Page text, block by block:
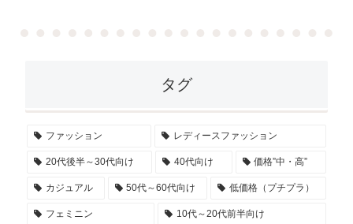
タグ
ファッション レディースファッション
20代後半～30代向け 40代向け 価格”中・高”
カジュアル 50代～60代向け 低価格（プチプラ）
フェミニン 10代～20代前半向け